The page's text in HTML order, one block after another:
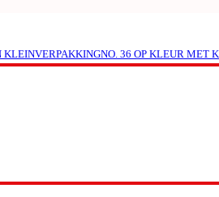
KLEINVERPAKKINGNO. 36 OP KLEUR MET